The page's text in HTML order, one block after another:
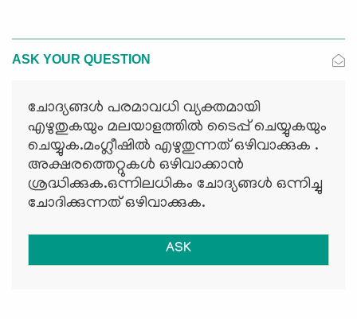
ASK YOUR QUESTION
ചോദ്യങ്ങള്‍ പരമാവധി വ്യക്തമായി
എഴുതുകയും മലയാളത്തില്‍ ടൈപ്പ് ചെയ്യുകയും
ചെയ്യുക.മംഗ്ലീഷില്‍ എഴുതുന്നത് ഒഴിവാക്കുക .
അക്ഷരത്തെറ്റുകള്‍ ഒഴിവാക്കാന്‍
ശ്രദ്ധിക്കുക.ഒന്നിലധികം ചോദ്യങ്ങള്‍ ഒന്നിച്ചു
ചോദിക്കുന്നത് ഒഴിവാക്കുക.
ASK